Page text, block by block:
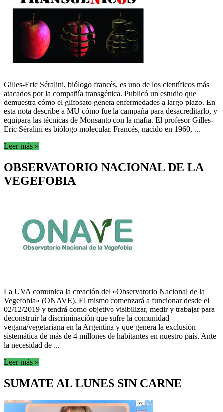
Gilles-Eric Séralini, biólogo francés, es uno de los científicos más
atacados por la compañía transgénica. Publicó un estudio que
demuestra cómo el glifosato genera enfermedades a largo plazo. En
esta nota describe a MU cómo fue la campaña para desacreditarlo, y
equipara las técnicas de Monsanto con la mafia. El profesor Gilles-
Eric Séralini es biólogo molecular. Francés, nacido en 1960, ...
Leer más »
OBSERVATORIO NACIONAL DE LA
VEGEFOBIA
La UVA comunica la creación del «Observatorio Nacional de la
Vegefobia» (ONAVE). El mismo comenzará a funcionar desde el
02/12/2019 y tendrá como objetivo visibilizar, medir y trabajar para
deconstruir la discriminación que sufre la comunidad
vegana/vegetariana en la Argentina y que genera la exclusión
sistemática de más de 4 millones de habitantes en nuestro país. Ante
la necesidad de ...
Leer más »
SUMATE AL LUNES SIN CARNE